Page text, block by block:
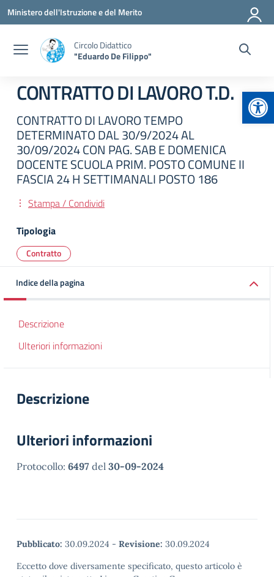
Vai ai contenuti
Vai al menu di navigazione
Vai al footer
Ministero dell'Istruzione e del Merito
Circolo Didattico
"Eduardo De Filippo"
CONTRATTO DI LAVORO T.D.
CONTRATTO DI LAVORO TEMPO
DETERMINATO DAL 30/9/2024 AL
30/09/2024 CON PAG. SAB E DOMENICA
DOCENTE SCUOLA PRIM. POSTO COMUNE II
FASCIA 24 H SETTIMANALI POSTO 186
Stampa / Condividi
Tipologia
Contratto
Indice della pagina
Descrizione
Ulteriori informazioni
Descrizione
Ulteriori informazioni
Protocollo: 6497 del 30-09-2024
Pubblicato: 30.09.2024 - Revisione: 30.09.2024
Eccetto dove diversamente specificato, questo articolo è